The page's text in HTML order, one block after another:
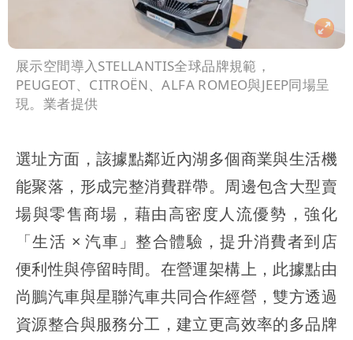
展示空間導入STELLANTIS全球品牌規範，
PEUGEOT、CITROËN、ALFA ROMEO與JEEP同場呈
現。業者提供
選址方面，該據點鄰近內湖多個商業與生活機
能聚落，形成完整消費群帶。周邊包含大型賣
場與零售商場，藉由高密度人流優勢，強化
「生活 × 汽車」整合體驗，提升消費者到店
便利性與停留時間。在營運架構上，此據點由
尚鵬汽車與星聯汽車共同合作經營，雙方透過
資源整合與服務分工，建立更高效率的多品牌